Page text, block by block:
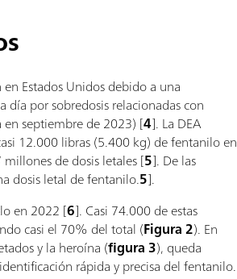
Estados Unidos debido a una
por sobredosis relacionadas con
septiembre de 2023) [4]. La DEA
12.000 libras (5.400 kg) de fentanilo en
de dosis letales [5]. De las
dosis letal de fentanilo.5].
en 2022 [6]. Casi 74.000 de estas
casi el 70% del total (Figura 2). En
y la heroína (figura 3), queda
rápida y precisa del fentanilo.